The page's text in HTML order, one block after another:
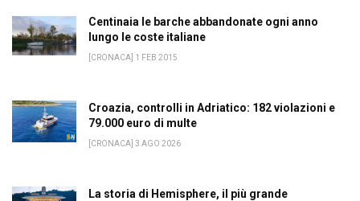
Centinaia le barche abbandonate ogni anno
lungo le coste italiane
[CRONACA] 1 FEB 2015
Croazia, controlli in Adriatico: 182 violazioni e
79.000 euro di multe
[CRONACA] 3 AGO 2026
La storia di Hemisphere, il più grande